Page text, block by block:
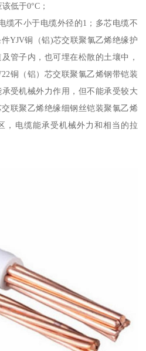
低于0°C；
缆不小于电缆外径的1；多芯电缆不
YJV铜（铝)芯交联聚氯乙烯绝缘护
管子内，也可埋在松散的土壤中，
铜（铝）芯交联聚氯乙烯钢带铠装
受机械外力作用，但不能承受较大
联聚乙烯绝缘细钢丝铠装聚氯乙烯
，电缆能承受机械外力和相当的拉